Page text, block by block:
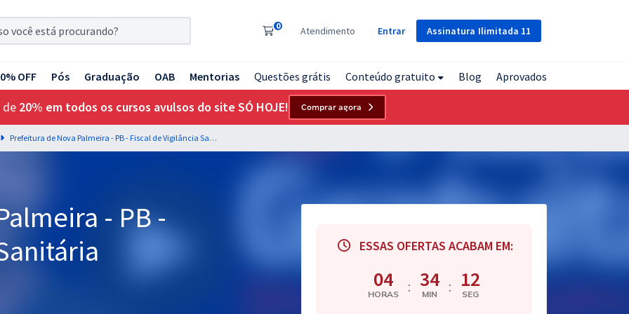
Assinatura Ilimitada 11
0 Atendimento Entrar
OFF Pós Graduação OAB Mentorias Questões grátis Conteúdo gratuito Blog Aprovados
de 20% em todos os cursos avulsos do site SÓ HOJE! Comprar agora
Prefeitura de Nova Palmeira - PB - Fiscal de Vigilância Sanitária
- PB -
ESSAS OFERTAS ACABAM EM:
04
HORAS : 34
MIN : 11
SEG